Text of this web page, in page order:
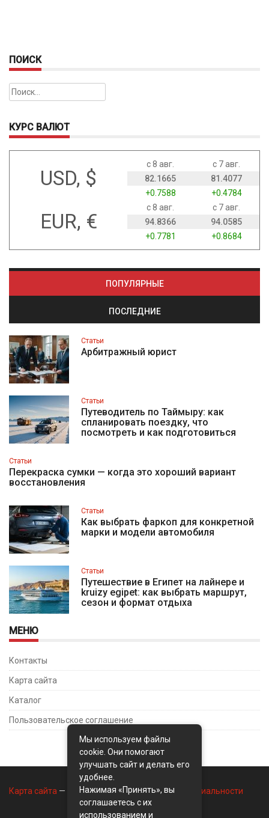
ПОИСК
Найти:
КУРС ВАЛЮТ
USD, $
с 8 авг.
с 7 авг.
82.1665
81.4077
+0.7588
+0.4784
EUR, €
с 8 авг.
с 7 авг.
94.8366
94.0585
+0.7781
+0.8684
ПОПУЛЯРНЫЕ
ПОСЛЕДНИЕ
Статьи
Арбитражный юрист
Статьи
Путеводитель по Таймыру: как
спланировать поездку, что
посмотреть и как подготовиться
Статьи
Перекраска сумки — когда это хороший вариант
восстановления
Статьи
Как выбрать фаркоп для конкретной
марки и модели автомобиля
Статьи
Путешествие в Египет на лайнере и
kruizy egipet: как выбрать маршрут,
сезон и формат отдыха
МЕНЮ
Контакты
Карта сайта
Каталог
Пользовательское соглашение
Карта сайта — Контакты— Политика конфиденциальности
Мы используем файлы
cookie. Они помогают
улучшать сайт и делать его
удобнее.
Нажимая «Принять», вы
соглашаетесь с их
использованием и